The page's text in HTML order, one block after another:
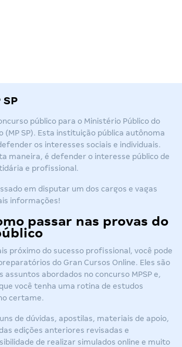
público para o Ministério Público do
(MP SP). Esta instituição pública autônoma
os interesses sociais e individuais.
maneira, é defender o interesse público de
e profissional.
em disputar um dos cargos e vagas
informações!
passar nas provas do
próximo do sucesso profissional, você pode
do Gran Cursos Online. Eles são
assuntos abordados no concurso MPSP e,
você tenha uma rotina de estudos
certame.
de dúvidas, apostilas, materiais de apoio,
edições anteriores revisadas e
de realizar simulados online e muito